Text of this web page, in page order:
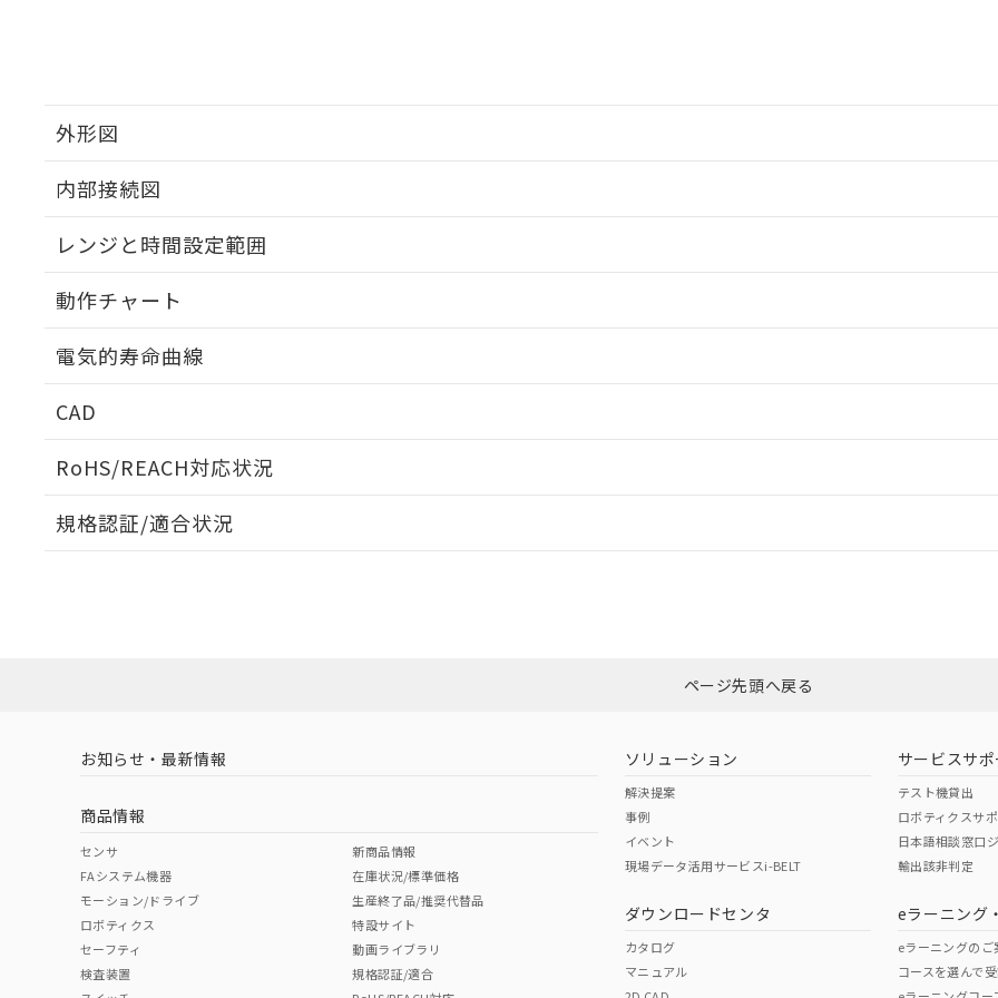
外形図
内部接続図
レンジと時間設定範囲
動作チャート
電気的寿命曲線
CAD
RoHS/REACH対応状況
EU RoHS 注意事項・凡例
ダウンロードはこちら
中国 RoHS 注意事項・凡例
中国 RoHS表
Pb Hg Cr(VI)
規格認証/適合状況
（イギリス
（ノルウェー
（日本
（アメリカ
この製品の規格認証/適合
その他の認証はこちらのページからご
ページ先頭へ戻る
お知らせ・最新情報
商品情報
センサ
FAシステム機器
モーション/ドライブ
ロボティクス
セーフティ
検査装置
新商品情報
在庫状況/標準価格
生産終了品/推奨代替品
特設サイト
動画ライブラリ
規格認証/適合
ソリューション
解決提案
事例
イベント
現場データ活用サービスi-BELT
ダウンロードセンタ
カタログ
マニュアル
サービスサポ
テスト機貸出
ロボティクスサ
日本語相談窓口
輸出該非判定
eラーニング
eラーニングのご
コースを選んで